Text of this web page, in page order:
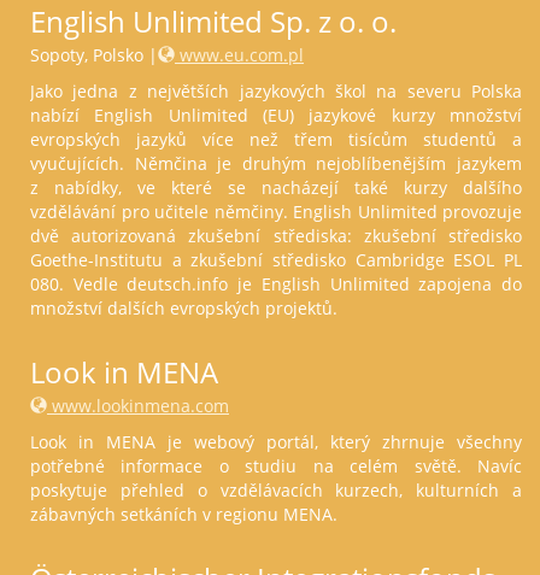
English Unlimited Sp. z o. o.
Sopoty, Polsko |
www.eu.com.pl
Jako jedna z největších jazykových škol na severu Polska
nabízí English Unlimited (EU) jazykové kurzy množství
evropských jazyků více než třem tisícům studentů a
vyučujících. Němčina je druhým nejoblíbenějším jazykem
z nabídky, ve které se nacházejí také kurzy dalšího
vzdělávání pro učitele němčiny. English Unlimited provozuje
dvě autorizovaná zkušební střediska: zkušební středisko
Goethe-Institutu a zkušební středisko Cambridge ESOL PL
080. Vedle deutsch.info je English Unlimited zapojena do
množství dalších evropských projektů.
Look in MENA
www.lookinmena.com
Look in MENA je webový portál, který zhrnuje všechny
potřebné informace o studiu na celém světě. Navíc
poskytuje přehled o vzdělávacích kurzech, kulturních a
zábavných setkáních v regionu MENA.